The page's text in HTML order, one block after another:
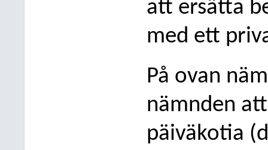
att ersätta
med ett
På ovan
nämnden
päiväkotia